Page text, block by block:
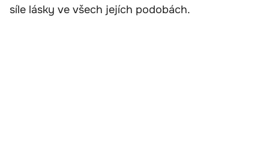
síle lásky ve všech jejích podobách.